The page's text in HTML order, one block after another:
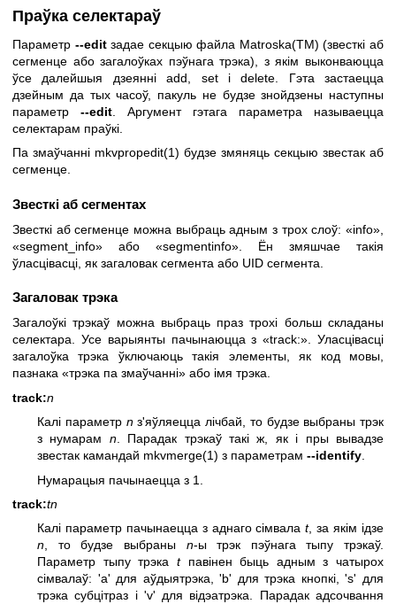
Праўка селектараў
Параметр --editзадае секцыю файла Matroska(TM) (звесткі аб
сегменце або загалоўках пэўнага трэка), з якім выконваюцца
ўсе далейшыя дзеянні add, set і delete. Гэта застаецца
дзейным да тых часоў, пакуль не будзе знойдзены наступны
параметр --edit . Аргумент гэтага параметра называецца
селектарам праўкі.
Па змаўчанні mkvpropedit(1) будзе змяняць секцыю звестак аб
сегменце.
Звесткі аб сегментах
Звесткі аб сегменце можна выбраць адным з трох слоў: «info»,
«segment_info» або «segmentinfo». Ён змяшчае такія
ўласцівасці, як загаловак сегмента або UID сегмента.
Загаловак трэка
Загалоўкі трэкаў можна выбраць праз трохі больш складаны
селектара. Усе варыянты пачынаюцца з «track:». Уласцівасці
загалоўка трэка ўключаюць такія элементы, як код мовы,
пазнака «трэка па змаўчанні» або імя трэка.
track:n
Калі параметр nз'яўляецца лічбай, то будзе выбраны трэк
з нумарам n. Парадак трэкаў такі ж, як і пры вывадзе
звестак камандай mkvmerge(1) з параметрам --identify.
Нумарацыя пачынаецца з 1.
track:tn
Калі параметр пачынаецца з аднаго сімвалаt, за якім ідзе
n, то будзе выбраны n-ы трэк пэўнага тыпу трэкаў.
Параметр тыпу трэка tпавінен быць адным з чатырох
сімвалаў: 'a' для аўдыятрэка, 'b' для трэка кнопкі, 's' для
трэка субцітраз і 'v' для відэатрэка. Парадак адсочвання